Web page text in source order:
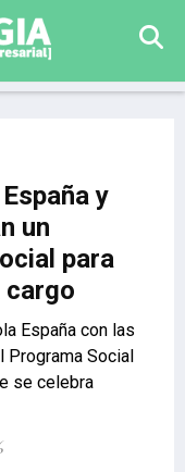
y
un
para
cargo
España con las
Programa Social
se celebra